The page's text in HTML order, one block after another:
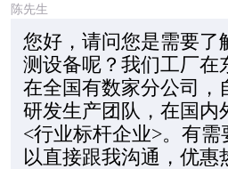
陈先生
您好，请问您是需要了
测设备呢？我们工厂在
在全国有数家分公司，
研发生产团队，在国内
<行业标杆企业>。有需
以直接跟我沟通，优惠